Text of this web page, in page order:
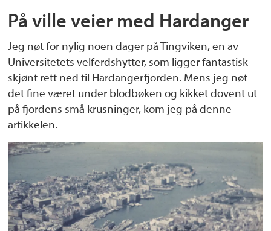
På ville veier med Hardanger
Jeg nøt for nylig noen dager på Tingviken, en av
Universitetets velferdshytter, som ligger fantastisk
skjønt rett ned til Hardangerfjorden. Mens jeg nøt
det fine været under blodbøken og kikket dovent ut
på fjordens små krusninger, kom jeg på denne
artikkelen.